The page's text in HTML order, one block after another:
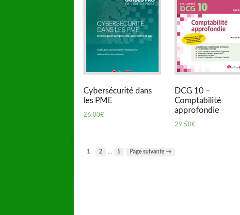
Cybersécurité dans
les PME
26.00€
DCG 10 –
Comptabilité
approfondie
29.50€
1 2 … 5 Page suivante →